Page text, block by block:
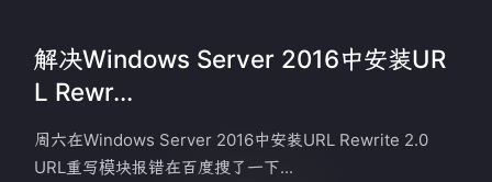
解决Windows Server 2016中安装UR
L Rewr...
周六在Windows Server 2016中安装URL Rewrite 2.0
URL重写模块报错在百度搜了一下...